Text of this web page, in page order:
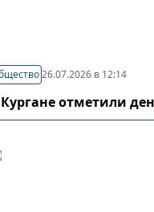
26.07.2026 в 12:14
отметили